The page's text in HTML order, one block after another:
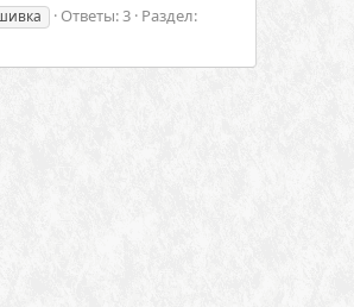
Ответы: 3 Раздел: